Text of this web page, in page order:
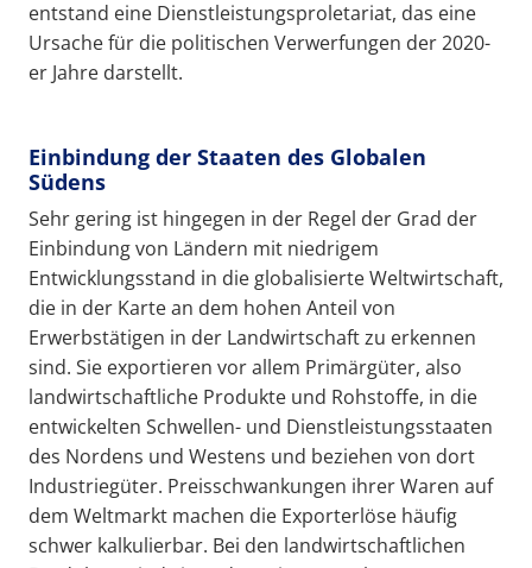
entstand eine Dienstleistungsproletariat, das eine
Ursache für die politischen Verwerfungen der 2020-
er Jahre darstellt.
Einbindung der Staaten des Globalen
Südens
Sehr gering ist hingegen in der Regel der Grad der
Einbindung von Ländern mit niedrigem
Entwicklungsstand in die globalisierte Weltwirtschaft,
die in der Karte an dem hohen Anteil von
Erwerbstätigen in der Landwirtschaft zu erkennen
sind. Sie exportieren vor allem Primärgüter, also
landwirtschaftliche Produkte und Rohstoffe, in die
entwickelten Schwellen- und Dienstleistungsstaaten
des Nordens und Westens und beziehen von dort
Industriegüter. Preisschwankungen ihrer Waren auf
dem Weltmarkt machen die Exporterlöse häufig
schwer kalkulierbar. Bei den landwirtschaftlichen